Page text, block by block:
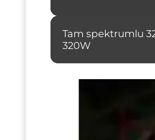
Tam spektrumlu
320W